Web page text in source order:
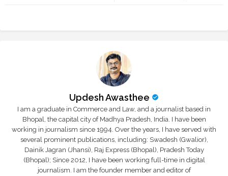
Updesh Awasthee
I am a graduate in Commerce and Law, and a journalist based in
Bhopal, the capital city of Madhya Pradesh, India. I have been
working in journalism since 1994. Over the years, I have served with
several prominent publications, including: Swadesh (Gwalior),
Dainik Jagran (Jhansi), Raj Express (Bhopal), Pradesh Today
(Bhopal); Since 2012, I have been working full-time in digital
journalism. I am the founder member and editor of